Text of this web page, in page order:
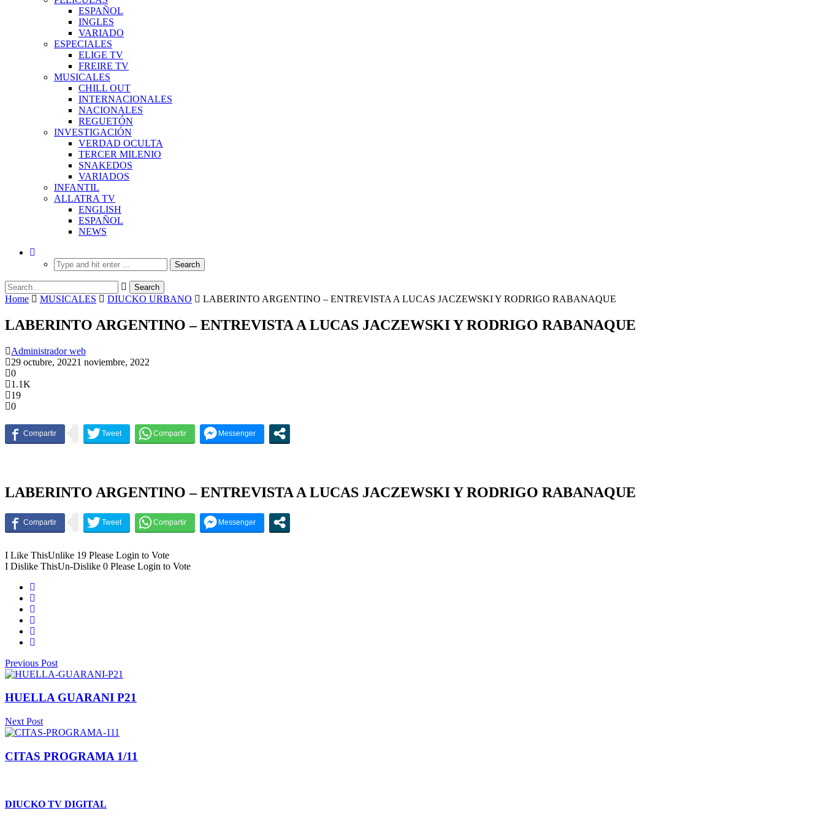
ESPAÑOL
INGLES
VARIADO
ESPECIALES
ELIGE TV
FREIRE TV
MUSICALES
CHILL OUT
INTERNACIONALES
NACIONALES
REGUETÓN
INVESTIGACIÓN
VERDAD OCULTA
TERCER MILENIO
SNAKEDOS
VARIADOS
INFANTIL
ALLATRA TV
ENGLISH
ESPAÑOL
NEWS
Home MUSICALES DIUCKO URBANO LABERINTO ARGENTINO – ENTREVISTA A LUCAS JACZEWSKI Y RODRIGO RABANAQUE
LABERINTO ARGENTINO – ENTREVISTA A LUCAS JACZEWSKI Y RODRIGO RABANAQUE
Administrador web
29 octubre, 20221 noviembre, 2022
0
1.1K
19
0
LABERINTO ARGENTINO – ENTREVISTA A LUCAS JACZEWSKI Y RODRIGO RABANAQUE
I Like ThisUnlike 19 Please Login to Vote
I Dislike ThisUn-Dislike 0 Please Login to Vote
Previous Post
HUELLA GUARANI P21
Next Post
CITAS PROGRAMA 1/11
DIUCKO TV DIGITAL